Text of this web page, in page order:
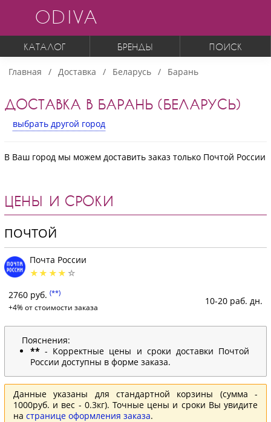
ODIVA
КАТАЛОГ БРЕНДЫ ПОИСК
Главная Доставка Беларусь Барань
ДОСТАВКА В БАРАНЬ (БЕЛАРУСЬ)
выбрать другой город
В Ваш город мы можем доставить заказ только Почтой России
ЦЕНЫ И СРОКИ
ПОЧТОЙ
Почта России
2760 руб. (**)
+4% от стоимости заказа
10-20 раб. дн.
Пояснения:
** - Корректные цены и сроки доставки Почтой
России доступны в форме заказа.
Данные указаны для стандартной корзины (сумма -
1000руб. и вес - 0.3кг). Точные цены и сроки Вы увидите
на странице оформления заказа.